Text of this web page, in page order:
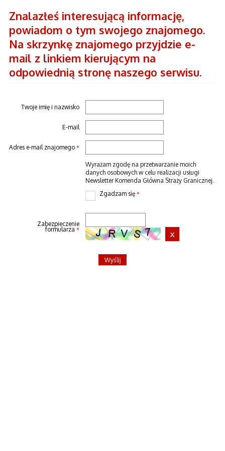
Znalazłeś interesującą informację,
powiadom o tym swojego znajomego.
Na skrzynkę znajomego przyjdzie e-
mail z linkiem kierującym na
odpowiednią stronę naszego serwisu.
Twoje imię i nazwisko
E-mail
Adres e-mail znajomego*
Wyrażam zgodę na przetwarzanie moich
danych osobowych w celu realizacji usługi
Newsletter Komenda Główna Straży Granicznej.
Zgadzam się*
Zabezpieczenie
formularza*